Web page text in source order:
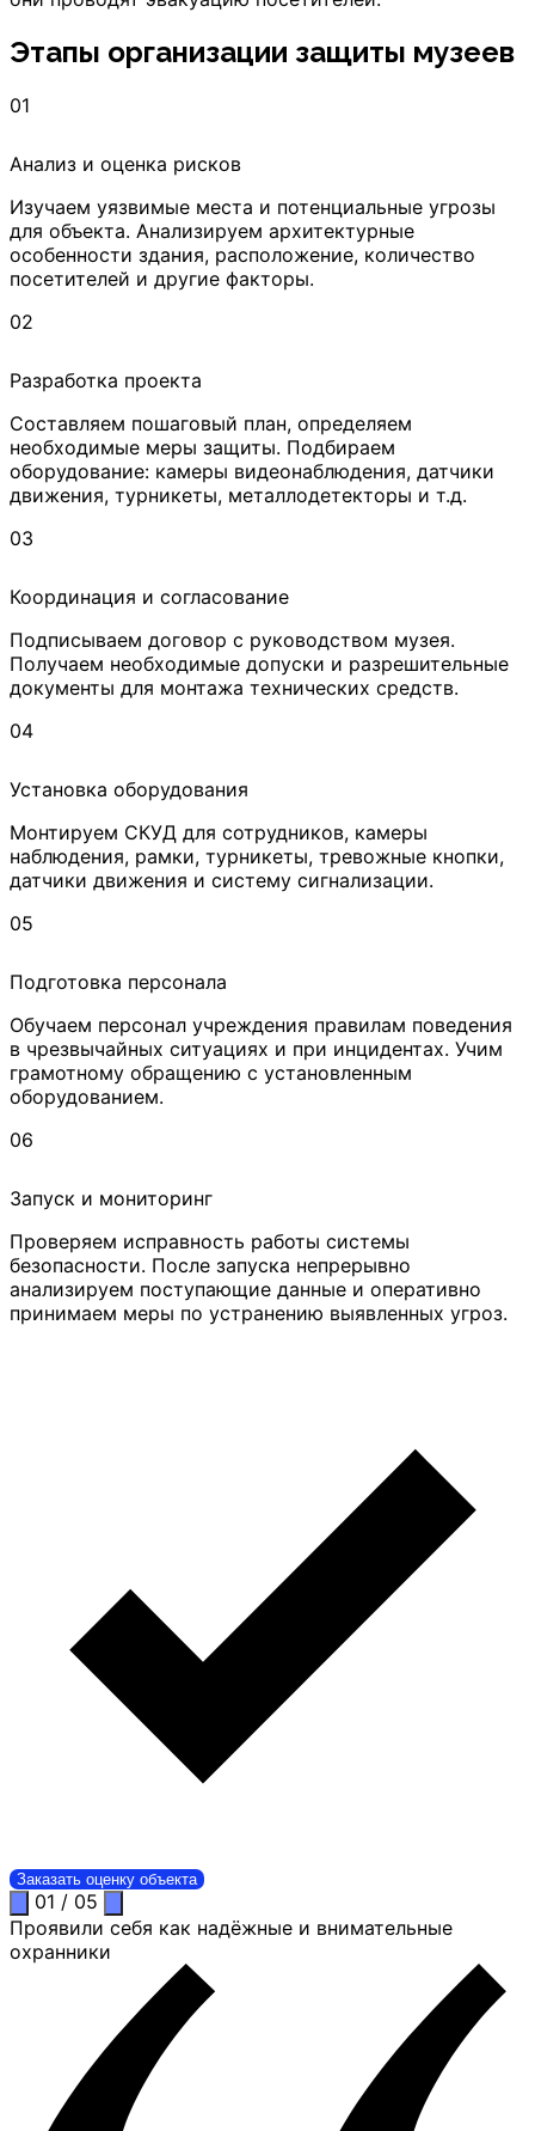
Этапы организации защиты музеев
01
Анализ и оценка рисков
Изучаем уязвимые места и потенциальные угрозы
для объекта. Анализируем архитектурные
особенности здания, расположение, количество
посетителей и другие факторы.
02
Разработка проекта
Составляем пошаговый план, определяем
необходимые меры защиты. Подбираем
оборудование: камеры видеонаблюдения, датчики
движения, турникеты, металлодетекторы и т.д.
03
Координация и согласование
Подписываем договор с руководством музея.
Получаем необходимые допуски и разрешительные
документы для монтажа технических средств.
04
Установка оборудования
Монтируем СКУД для сотрудников, камеры
наблюдения, рамки, турникеты, тревожные кнопки,
датчики движения и систему сигнализации.
05
Подготовка персонала
Обучаем персонал учреждения правилам поведения
в чрезвычайных ситуациях и при инцидентах. Учим
грамотному обращению с установленным
оборудованием.
06
Запуск и мониторинг
Проверяем исправность работы системы
безопасности. После запуска непрерывно
анализируем поступающие данные и оперативно
принимаем меры по устранению выявленных угроз.
Заказать оценку объекта
01 / 05
Проявили себя как надёжные и внимательные
охранники